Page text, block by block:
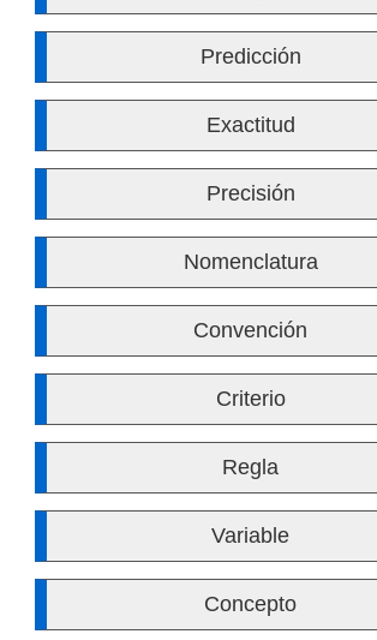
Predicción
Exactitud
Precisión
Nomenclatura
Convención
Criterio
Regla
Variable
Concepto